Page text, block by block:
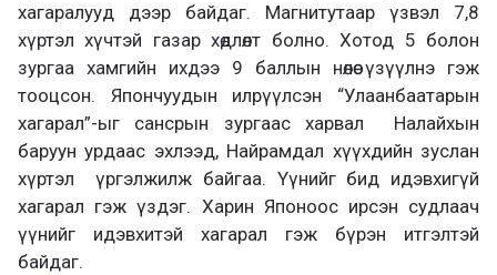
хагаралууд дээр байдаг. Магнитутаар үзвэл 7,8
хүртэл хүчтэй газар хөдлөлт болно. Хотод 5 болон
зургаа хамгийн ихдээ 9 баллын нөлөө үзүүлнэ гэж
тооцсон. Япончуудын илрүүлсэн “Улаанбаатарын
хагарал”-ыг сансрын зургаас харвал Налайхын
баруун урдаас эхлээд, Найрамдал хүүхдийн зуслан
хүртэл үргэлжилж байгаа. Үүнийг бид идэвхигүй
хагарал гэж үздэг. Харин Японоос ирсэн судлаач
үүнийг идэвхитэй хагарал гэж бүрэн итгэлтэй
байдаг.